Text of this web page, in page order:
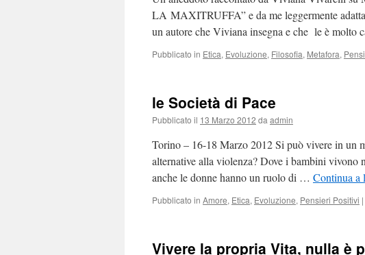
LA MAXITRUFFA” e da me leggermente
un autore che Viviana insegna e che le è molto
Pubblicato in Etica, Evoluzione, Filosofia, Metafora,
le Società di Pace
Pubblicato il 13 Marzo 2012 da admin
Torino – 16-18 Marzo 2012 Si può vivere in un
alternative alla violenza? Dove i bambini vivono
anche le donne hanno un ruolo di … Continua a
Pubblicato in Amore, Etica, Evoluzione, Pensieri Positivi |
Vivere la propria Vita, nulla è